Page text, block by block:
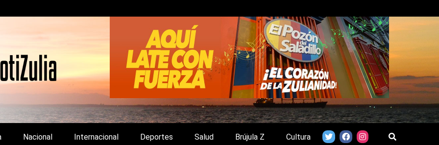
Y DE INTERÉS GENERAL.
Nacional Internacional Deportes Salud Brújula Z Cultura